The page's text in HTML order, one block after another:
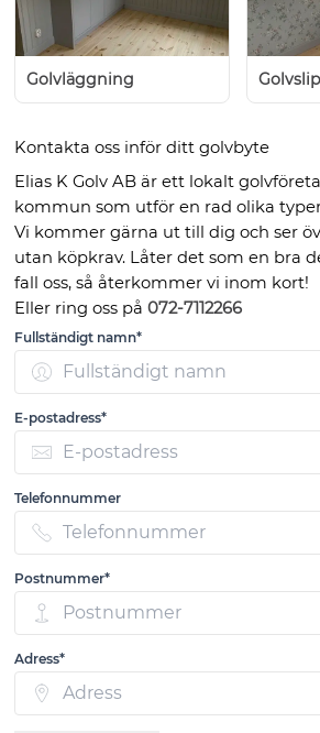
Golvläggning
Kontakta oss inför ditt golvbyte
Elias K Golv AB är ett lokalt
kommun som utför en rad olika
Vi kommer gärna ut till dig och ser
utan köpkrav. Låter det som en bra
fall oss, så återkommer vi inom kort!
Eller ring oss på072-7112266
Fullständigt namn*
E-postadress*
Telefonnummer
Postnummer*
Adress*